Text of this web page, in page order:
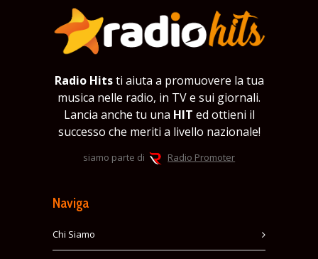
Radio Hitsti aiuta a promuovere la tua
musica nelle radio, in TV e sui giornali.
Lancia anche tu una HIT ed ottieni il
successo che meriti a livello nazionale!
siamo parte di Radio Promoter
Naviga
Chi Siamo